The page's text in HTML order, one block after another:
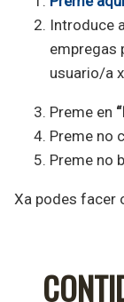
Introduce
empregas
usuario/a
Preme en
Preme no
Preme no
Xa podes facer